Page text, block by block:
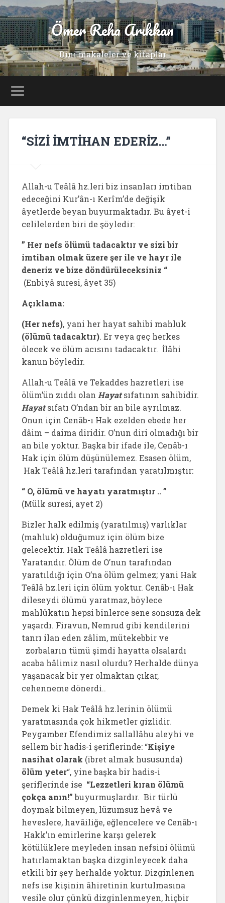
Ömer Reha Arıkkan
Dini makaleler ve kitaplar
“SİZİ İMTİHAN EDERİZ…”
Allah-u Teâlâ hz.leri biz insanları imtihan
edeceğini Kur’ân-ı Kerîm’de değişik
âyetlerde beyan buyurmaktadır. Bu âyet-i
celilelerden biri de şöyledir:
” Her nefs ölümü tadacaktır ve sizi bir
imtihan olmak üzere şer ile ve hayr ile
deneriz ve bize döndürüleceksiniz “
(Enbiyâ suresi, âyet 35)
Açıklama:
(Her nefs), yani her hayat sahibi mahluk
(ölümü tadacaktır). Er veya geç herkes
ölecek ve ölüm acısını tadacaktır. İlâhi
kanun böyledir.
Allah-u Teâlâ ve Tekaddes hazretleri ise
ölüm’ün zıddı olan Hayatsıfatının sahibidir.
Hayatsıfatı O’ndan bir an bile ayrılmaz.
Onun için Cenâb-ı Hak ezelden ebede her
dâim – daima diridir. O’nun diri olmadığı bir
an bile yoktur. Başka bir ifade ile, Cenâb-ı
Hak için ölüm düşünülemez. Esasen ölüm,
Hak Teâlâ hz.leri tarafından yaratılmıştır:
“ O, ölümü ve hayatı yaratmıştır .. ”
(Mülk suresi, ayet 2)
Bizler halk edilmiş (yaratılmış) varlıklar
(mahluk) olduğumuz için ölüm bize
gelecektir. Hak Teâlâ hazretleri ise
Yaratandır. Ölüm de O’nun tarafından
yaratıldığı için O’na ölüm gelmez; yani Hak
Teâlâ hz.leri için ölüm yoktur. Cenâb-ı Hak
dileseydi ölümü yaratmaz, böylece
mahlûkatın hepsi binlerce sene sonsuza dek
yaşardı. Firavun, Nemrud gibi kendilerini
tanrı ilan eden zâlim, mütekebbir ve
zorbaların tümü şimdi hayatta olsalardı
acaba hâlimiz nasıl olurdu? Herhalde dünya
yaşanacak bir yer olmaktan çıkar,
cehenneme dönerdi..
Demek ki Hak Teâlâ hz.lerinin ölümü
yaratmasında çok hikmetler gizlidir.
Peygamber Efendimiz sallallâhu aleyhi ve
sellem bir hadis-i şeriflerinde: “Kişiye
nasihat olarak (ibret almak hususunda)
ölüm yeter“, yine başka bir hadis-i
şeriflerinde ise “Lezzetleri kıran ölümü
çokça anın!”buyurmuşlardır. Bir türlü
doymak bilmeyen, lüzumsuz hevâ ve
heveslere, havâiliğe, eğlencelere ve Cenâb-ı
Hakk’ın emirlerine karşı gelerek
kötülüklere meyleden insan nefsini ölümü
hatırlamaktan başka dizginleyecek daha
etkili bir şey herhalde yoktur. Dizginlenen
nefs ise kişinin âhiretinin kurtulmasına
vesile olur çünkü dizginlenmeyen, hiçbir